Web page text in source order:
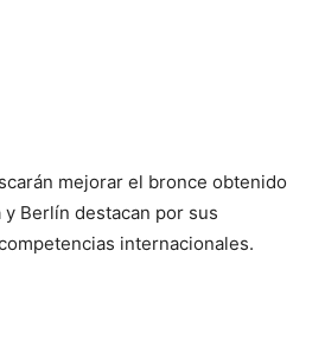
mejorar el bronce obtenido
Berlín destacan por sus
internacionales.